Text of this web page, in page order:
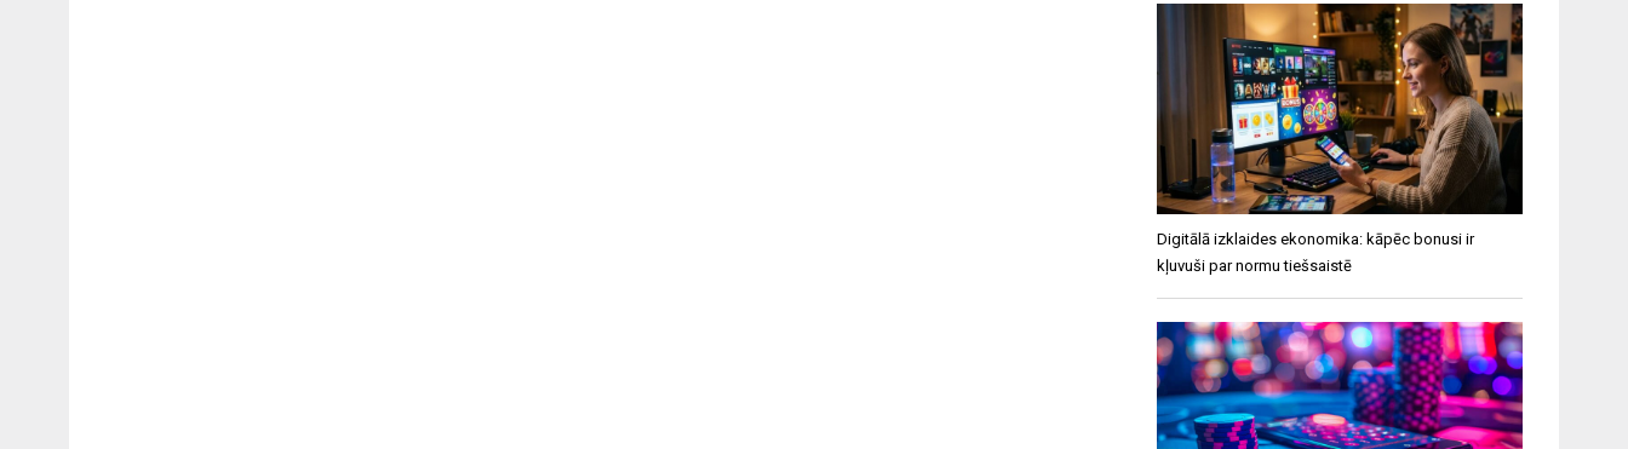
Digitālā izklaides ekonomika: kāpēc bonusi ir
kļuvuši par normu tiešsaistē